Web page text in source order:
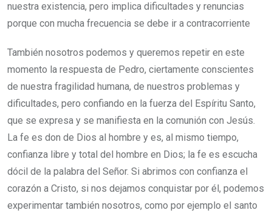
nuestra existencia, pero implica dificultades y renuncias
porque con mucha frecuencia se debe ir a contracorriente
También nosotros podemos y queremos repetir en este
momento la respuesta de Pedro, ciertamente conscientes
de nuestra fragilidad humana, de nuestros problemas y
dificultades, pero confiando en la fuerza del Espíritu Santo,
que se expresa y se manifiesta en la comunión con Jesús.
La fe es don de Dios al hombre y es, al mismo tiempo,
confianza libre y total del hombre en Dios; la fe es escucha
dócil de la palabra del Señor. Si abrimos con confianza el
corazón a Cristo, si nos dejamos conquistar por él, podemos
experimentar también nosotros, como por ejemplo el santo